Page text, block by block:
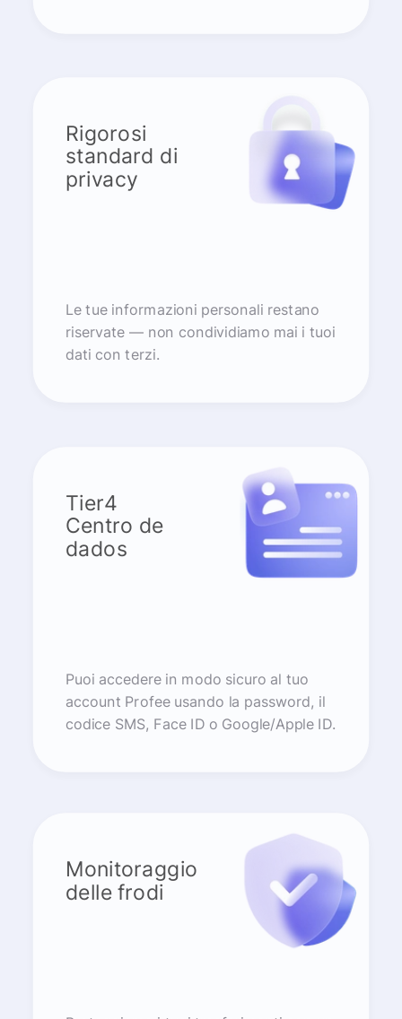
Rigorosi
standard di
privacy
Le tue informazioni personali restano
riservate — non condividiamo mai i tuoi
dati con terzi.
Tier4
Centro de
dados
Puoi accedere in modo sicuro al tuo
account Profee usando la password, il
codice SMS, Face ID o Google/Apple ID.
Monitoraggio
delle frodi